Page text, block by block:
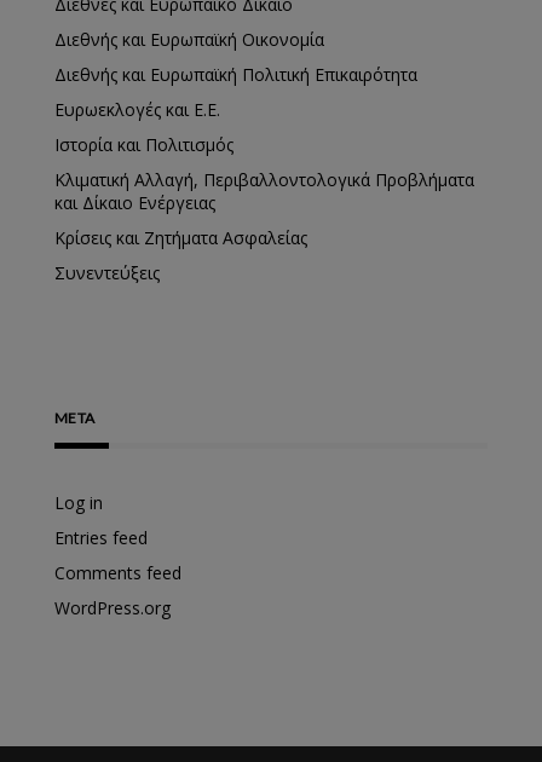
Διεθνές και Ευρωπαϊκό Δίκαιο
Διεθνής και Ευρωπαϊκή Οικονομία
Διεθνής και Ευρωπαϊκή Πολιτική Επικαιρότητα
Ευρωεκλογές και Ε.Ε.
Ιστορία και Πολιτισμός
Κλιματική Αλλαγή, Περιβαλλοντολογικά Προβλήματα
και Δίκαιο Ενέργειας
Κρίσεις και Ζητήματα Ασφαλείας
Συνεντεύξεις
META
Log in
Entries feed
Comments feed
WordPress.org